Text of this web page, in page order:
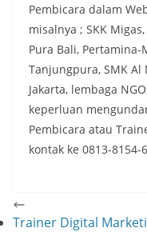
Pembicara dalam
misalnya ; SKK
Pura Bali, Pertamina-
Tanjungpura, SMK
Jakarta, lembaga
keperluan
Pembicara atau
kontak ke 0813-8154-
Trainer Digital